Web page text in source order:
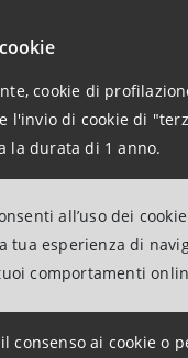
cookie di
l'invio di cookie di
la durata di 1 anno.
all’uso dei
tua esperienza di
comportamenti
consenso ai cookie o
imprese nel nostro
di garanzia che
Italiano
i progetti di
Italia della
innovativi:
del piano